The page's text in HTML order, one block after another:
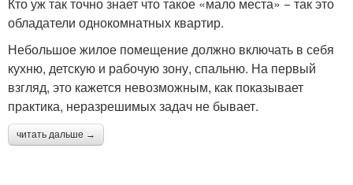
Кто уж так точно знает что такое «мало места» − так это
обладатели однокомнатных квартир.
Небольшое жилое помещение должно включать в себя
кухню, детскую и рабочую зону, спальню. На первый
взгляд, это кажется невозможным, как показывает
практика, неразрешимых задач не бывает.
читать дальше →